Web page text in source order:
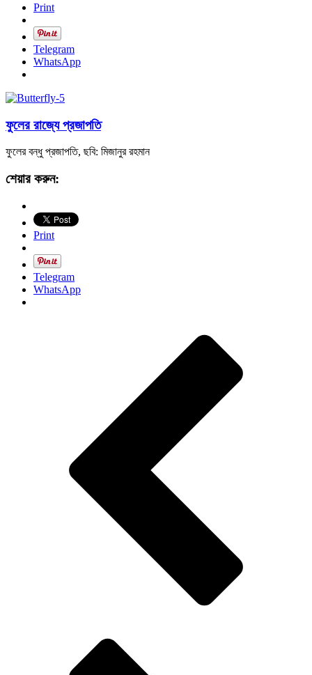
Print
Telegram
WhatsApp
ফুলের রাজ্যে প্রজাপতি
ফুলের বন্ধু প্রজাপতি, ছবি: মিজানুর রহমান
শেয়ার করুন:
Print
Telegram
WhatsApp